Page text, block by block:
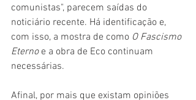
comunistas", parecem saídas do
noticiário recente. Há identificação e,
com isso, a mostra de como O Fascismo
Eterno e a obra de Eco continuam
necessárias.
Afinal, por mais que existam opiniões